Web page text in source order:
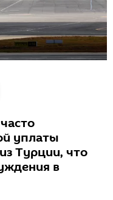
уплаты
Турции, что
в